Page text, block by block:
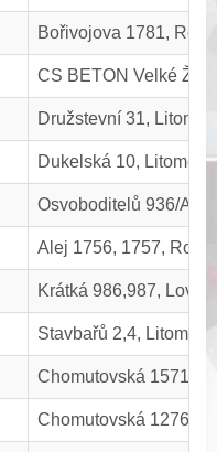
Bořivojova 1781,
CS BETON Velké
Družstevní 31,
Dukelská 10,
Osvoboditelů 936/
Alej 1756, 1757,
Krátká 986,987,
Stavbařů 2,4,
Chomutovská
Chomutovská